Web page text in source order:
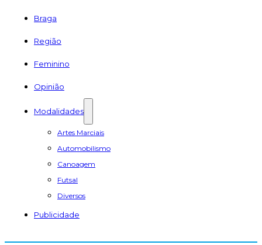
Braga
Região
Feminino
Opinião
Modalidades
Artes Marciais
Automobilismo
Canoagem
Futsal
Diversos
Publicidade